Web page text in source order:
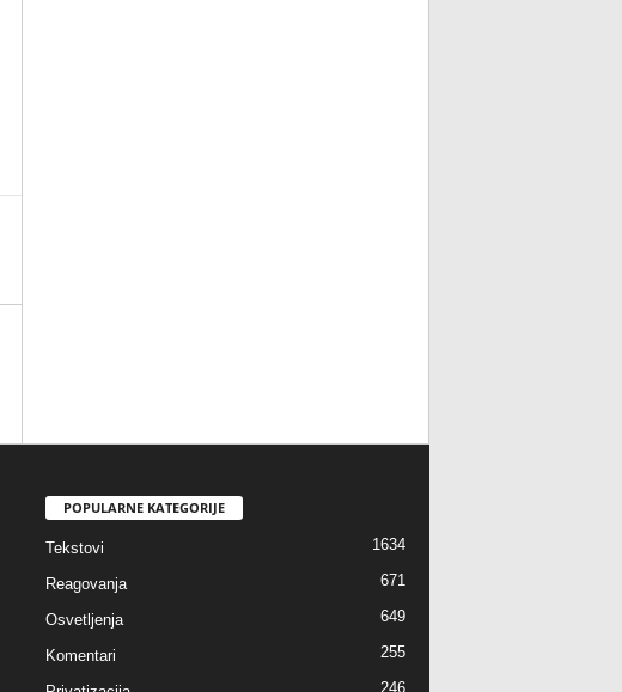
POPULARNE KATEGORIJE
Tekstovi 1634
Reagovanja 671
Osvetljenja 649
Komentari 255
246